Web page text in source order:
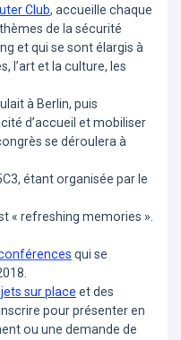
Club, accueille chaque
de la sécurité
et qui se sont élargis à
l’art et la culture, les
à Berlin, puis
d’accueil et mobiliser
se déroulera à
étant organisée par le
« refreshing memories ».
qui se
sur place et des
pour présenter en
ou une demande de